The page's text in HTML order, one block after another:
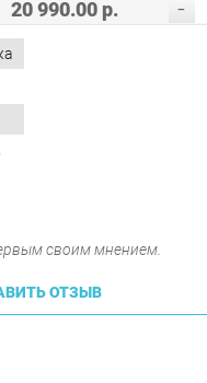
20 990.00 р. -
своим мнением.
ОТЗЫВ